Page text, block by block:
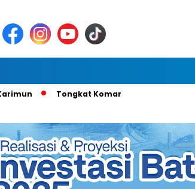
Tongkat Komando Berganti, AKBP Gede